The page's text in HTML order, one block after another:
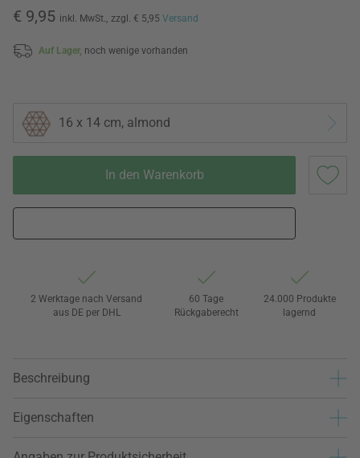
€ 9,95 inkl. MwSt., zzgl. € 5,95 Versand
Auf Lager, noch wenige vorhanden
16 x 14 cm, almond
In den Warenkorb
2 Werktage nach Versand
aus DE per DHL
60 Tage
Rückgaberecht
24.000 Produkte
lagernd
Beschreibung
Eigenschaften